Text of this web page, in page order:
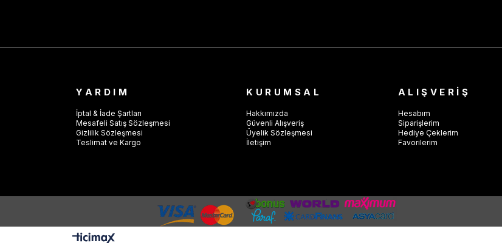
YARDIM
İptal & İade Şartları
Mesafeli Satış Sözleşmesi
Gizlilik Sözleşmesi
Teslimat ve Kargo
KURUMSAL
Hakkımızda
Güvenli Alışveriş
Üyelik Sözleşmesi
İletişim
ALIŞVERİŞ
Hesabım
Siparişlerim
Hediye Çeklerim
Favorilerim